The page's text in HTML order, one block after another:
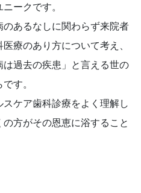
ークです。
あるなしに関わらず来院者
療のあり方について考え、
過去の疾患」と言える世の
す。
ケア歯科診療をよく理解し
方がその恩恵に浴すること